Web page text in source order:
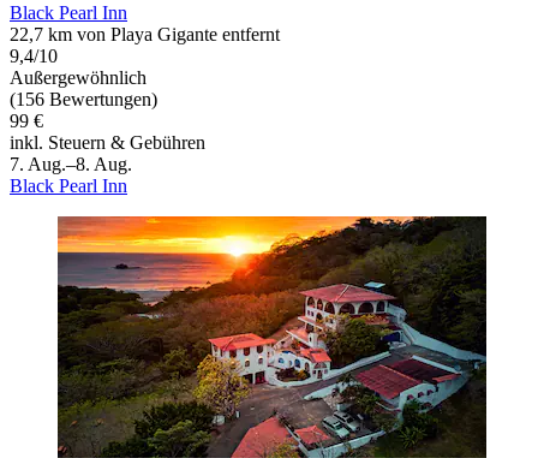
Black Pearl Inn
22,7 km von Playa Gigante entfernt
9,4/10
Außergewöhnlich
(156 Bewertungen)
99 €
inkl. Steuern & Gebühren
7. Aug.–8. Aug.
Black Pearl Inn